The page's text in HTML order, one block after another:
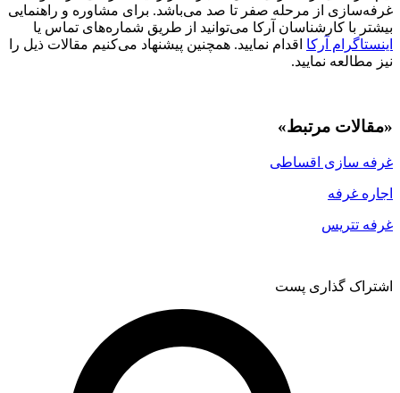
غرفه‌سازی از مرحله صفر تا صد می‌باشد. برای مشاوره و راهنمایی
بیشتر با کارشناسان آرکا می‌توانید از طریق شماره‌های تماس یا
اینستاگرام آرکا اقدام نمایید. همچنین پیشنهاد می‌کنیم مقالات ذیل را
نیز مطالعه نمایید.
«مقالات مرتبط»
غرفه سازی اقساطی
اجاره غرفه
غرفه تتریس
اشتراک گذاری پست